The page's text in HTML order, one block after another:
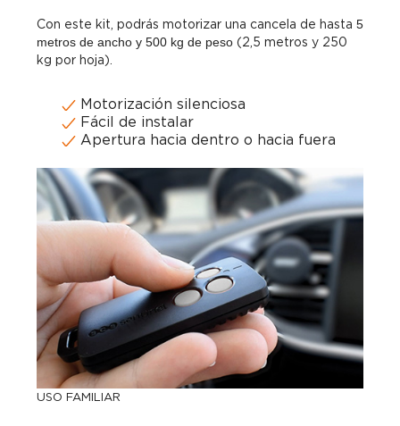
Con este kit, podrás motorizar una cancela de hasta 5
metros de ancho y 500 kg de peso (2,5 metros y 250
kg por hoja).
Motorización silenciosa
Fácil de instalar
Apertura hacia dentro o hacia fuera
USO FAMILIAR